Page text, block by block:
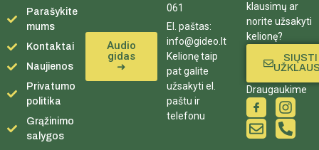
Parašykite
mums
Kontaktai
Naujienos
Privatumo
politika
Grąžinimo
salygos
Audio
gidas
➜
061
El. paštas:
info@gideo.lt
Kelionę taip
pat galite
užsakyti el.
paštu ir
telefonu
klausimų ar
norite užsakyti
kelionę?
SIŲSTI
Draugaukime